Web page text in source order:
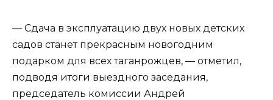
— Сдача в эксплуатацию двух новых детских
садов станет прекрасным новогодним
подарком для всех таганрожцев, — отметил,
подводя итоги выездного заседания,
председатель комиссии Андрей